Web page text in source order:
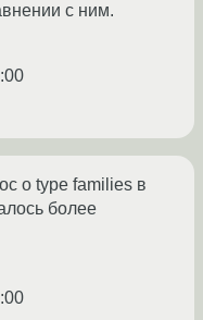
с ним.
о type families в
более